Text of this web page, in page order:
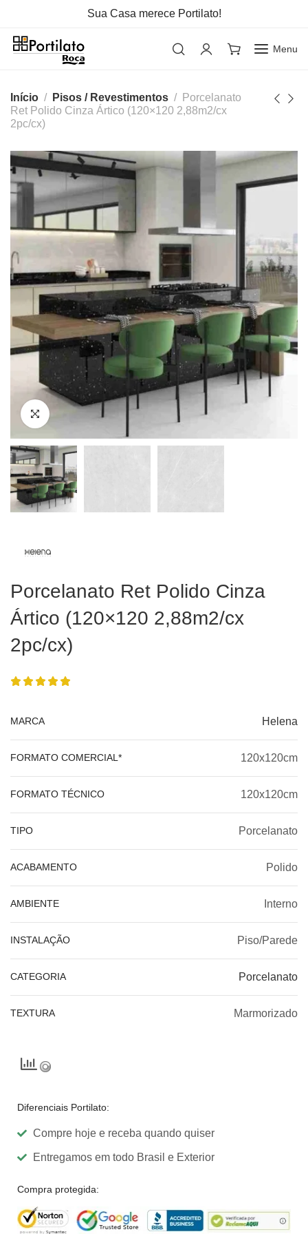
Sua Casa merece Portilato!
Menu
Início Pisos / Revestimentos
Porcelanato
Ret Polido Cinza Ártico (120×120 2,88m2/cx
2pc/cx)
Porcelanato Ret Polido Cinza
Ártico (120×120 2,88m2/cx
2pc/cx)
MARCA Helena
FORMATO COMERCIAL* 120x120cm
FORMATO TÉCNICO 120x120cm
TIPO Porcelanato
ACABAMENTO Polido
AMBIENTE Interno
INSTALAÇÃO Piso/Parede
CATEGORIA Porcelanato
TEXTURA Marmorizado
Diferenciais Portilato:
Compre hoje e receba quando quiser
Entregamos em todo Brasil e Exterior
Compra protegida: